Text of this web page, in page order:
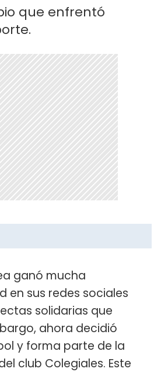
que enfrentó
ganó mucha
en sus redes sociales
solidarias que
ahora decidió
y forma parte de la
club Colegiales. Este